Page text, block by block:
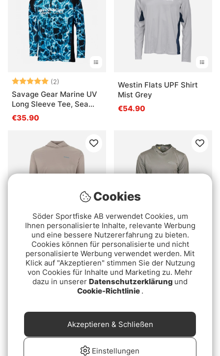
Bewertung:(2)
5.0 von 5 Sternen
Savage Gear Marine UV
Long Sleeve Tee, Sea
Blue
€35.90
Westin Flats UPF Shirt
Mist Grey
€54.90
Simms Tech Hoody -
Artist Series Dolomite
Trout
€69.90
Vision Bamboo Bug & UV
Hoodie Moon Rock
€79.90
Cookies
Söder Sportfiske AB verwendet Cookies, um
Ihnen personalisierte Inhalte, relevante Werbung
und eine bessere Nutzererfahrung zu bieten.
Cookies können für personalisierte und nicht
personalisierte Werbung verwendet werden. Mit
Klick auf "Akzeptieren" stimmen Sie der Nutzung
von Cookies für Inhalte und Marketing zu. Mehr
dazu in unserer Datenschutzerklärung und
Cookie-Richtlinie .
Einstellungen
Akzeptieren & Schließen